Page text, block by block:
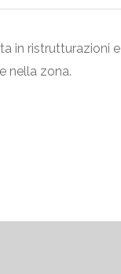
in ristrutturazioni e
nella zona.